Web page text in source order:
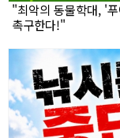
"최악의 동물학대, '
촉구한다!"